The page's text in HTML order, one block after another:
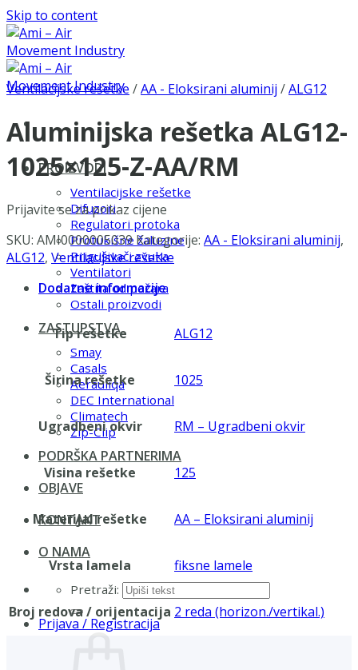
Skip to content
PROIZVODI
Ventilacijske rešetke
Difuzori
Regulatori protoka
Protukišne žaluzine
Prigušivači zvuka
Ventilatori
Zaštita od požara
Ostali proizvodi
ZASTUPSTVA
Smay
Casals
Aerauliqa
DEC International
Climatech
Zip-Clip
PODRŠKA PARTNERIMA
OBJAVE
KONTAKT
O NAMA
Pretraži:
Prijava / Registracija
Ventilacijske rešetke /AA - Eloksirani aluminij /ALG12
Aluminijska rešetka ALG12-
1025×125-Z-AA/RM
Prijavite se za prikaz cijene
SKU: AMI0000005039 Kategorije: AA - Eloksirani aluminij,
ALG12, Ventilacijske rešetke
Dodatne informacije
Tip rešetke ALG12
Širina rešetke 1025
Ugradbeni okvir RM – Ugradbeni okvir
Visina rešetke 125
Materijal rešetke AA – Eloksirani aluminij
Vrsta lamela fiksne lamele
Broj redova / orijentacija 2 reda (horizon./vertikal.)